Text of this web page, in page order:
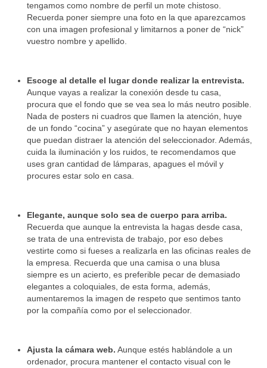
tengamos como nombre de perfil un mote chistoso.
Recuerda poner siempre una foto en la que aparezcamos
con una imagen profesional y limitarnos a poner de “nick”
vuestro nombre y apellido.
Escoge al detalle el lugar donde realizar la entrevista.
Aunque vayas a realizar la conexión desde tu casa,
procura que el fondo que se vea sea lo más neutro posible.
Nada de posters ni cuadros que llamen la atención, huye
de un fondo “cocina” y asegúrate que no hayan elementos
que puedan distraer la atención del seleccionador. Además,
cuida la iluminación y los ruidos, te recomendamos que
uses gran cantidad de lámparas, apagues el móvil y
procures estar solo en casa.
Elegante, aunque solo sea de cuerpo para arriba.
Recuerda que aunque la entrevista la hagas desde casa,
se trata de una entrevista de trabajo, por eso debes
vestirte como si fueses a realizarla en las oficinas reales de
la empresa. Recuerda que una camisa o una blusa
siempre es un acierto, es preferible pecar de demasiado
elegantes a coloquiales, de esta forma, además,
aumentaremos la imagen de respeto que sentimos tanto
por la compañía como por el seleccionador.
Ajusta la cámara web. Aunque estés hablándole a un
ordenador, procura mantener el contacto visual con le